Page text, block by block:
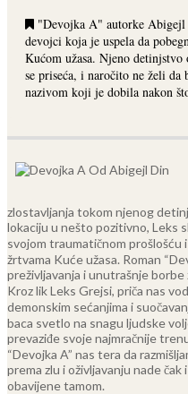
"Devojka A" autorke
devojci koja je uspela da
Kućom užasa. Njeno
se priseća, i naročito ne želi
nazivom koji je dobila nakon
zlostavljanja tokom njenog
lokaciju u nešto pozitivno, Leks
svojom traumatičnom prošlošću
žrtvama Kuće užasa. Roman
preživljavanja i unutrašnje
Kroz lik Leks Grejsi, priča nas
demonskim sećanjima i
baca svetlo na snagu ljudske
prevaziđe svoje najmračnije
“Devojka A” nas tera da
prema zlu i oživljavanju nade
obavijene tamom.